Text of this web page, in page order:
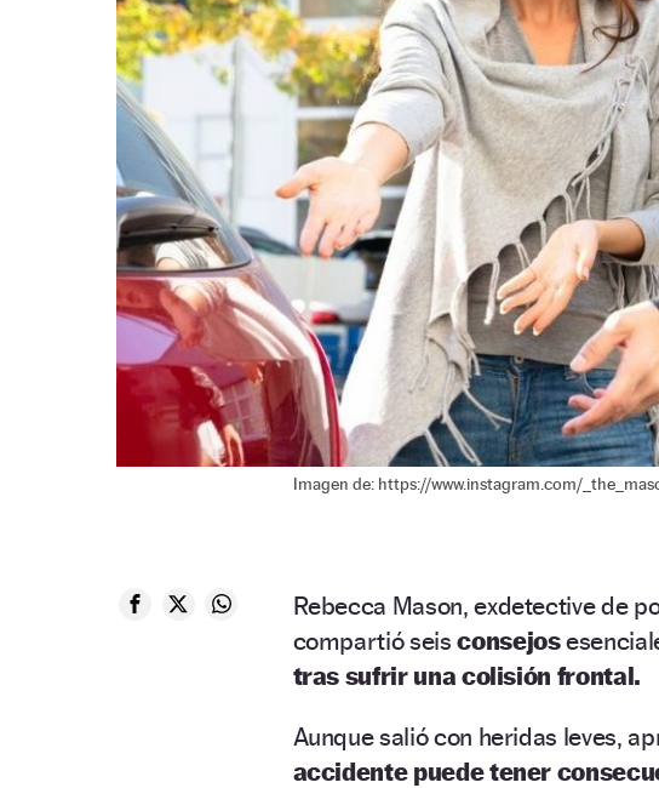
Imagen de: https://www.instagram.com/
Rebecca Mason, exdetective de
compartió seisconsejos
tras sufrir una colisión frontal.
Aunque salió con heridas leves,
accidente puede tener